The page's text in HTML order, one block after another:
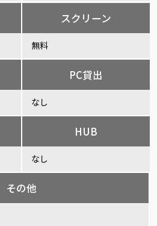
スクリーン
無料
PC貸出
なし
HUB
なし
その他